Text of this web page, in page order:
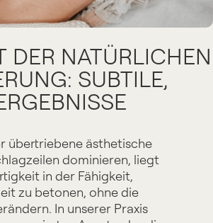
DER NATÜRLICHEN
SUBTILE,
übertriebene ästhetische
dominieren, liegt
in der Fähigkeit,
zu betonen, ohne die
In unserer Praxis